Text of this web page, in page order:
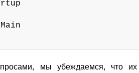
мы убеждаемся, что их